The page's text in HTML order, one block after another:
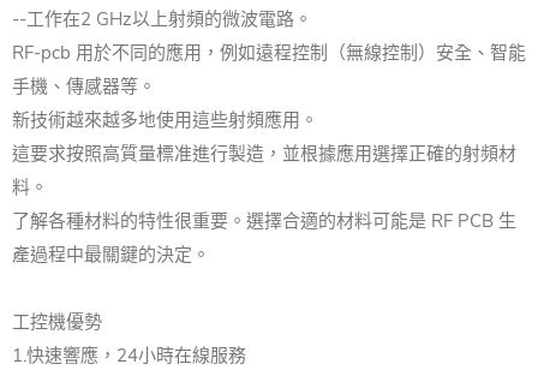
--工作在2 GHz以上射頻的微波電路。
RF-pcb 用於不同的應用，例如遠程控制（無線控制）安全、智能
手機、傳感器等。
新技術越來越多地使用這些射頻應用。
這要求按照高質量標准進行製造，並根據應用選擇正確的射頻材
料。
了解各種材料的特性很重要。選擇合適的材料可能是 RF PCB 生
產過程中最關鍵的決定。
工控機優勢
1.快速響應，24小時在線服務